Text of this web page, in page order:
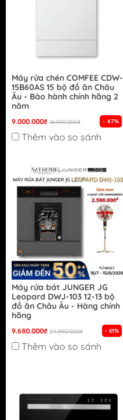
Máy rửa chén COMFEE CDW-
15B60AS 15 bộ đồ ăn Châu
Âu - Bảo hành chính hãng 2
năm
9.000.000₫ 16.990.000₫ - 47%
Thêm vào so sánh
Máy rửa bát JUNGER JG
Leopard DWJ-103 12-13 bộ
đồ ăn Châu Âu - Hàng chính
hãng
9.680.000₫ 24.990.000₫ - 61%
Thêm vào so sánh